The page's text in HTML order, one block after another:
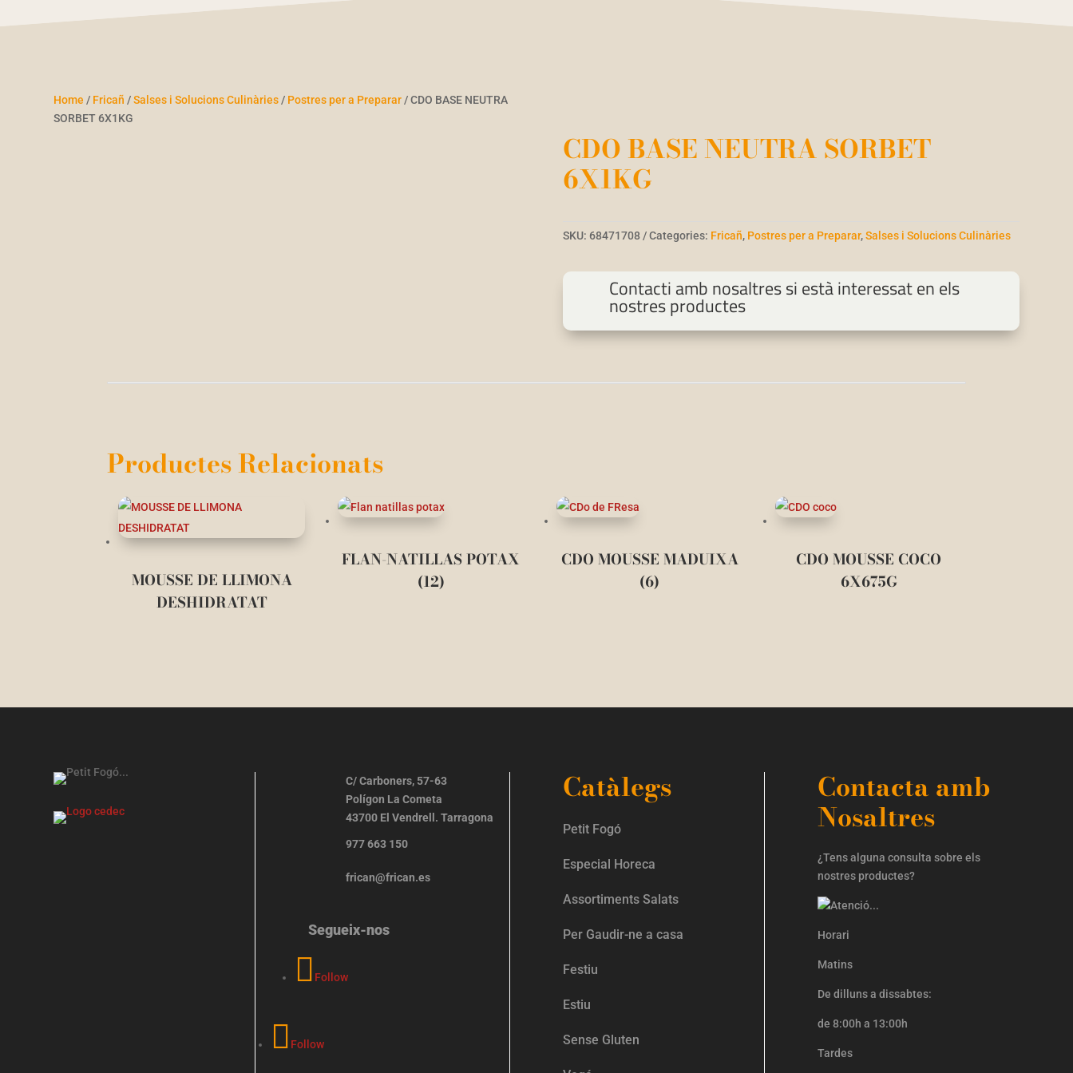
Home / Fricañ /Salses i Solucions Culinàries / Postres per a Preparar / CDO BASE NEUTRA
SORBET 6X1KG
CDO BASE NEUTRA SORBET
6X1KG
SKU:68471708 Categories: Fricañ, Postres per a Preparar,Salses i Solucions Culinàries
Contacti amb nosaltres si està interessat en els
nostres productes
Productes Relacionats
MOUSSE DE LLIMONA
DESHIDRATAT
FLAN-NATILLAS POTAX
(12)
CDO MOUSSE MADUIXA
(6)
CDO MOUSSE COCO
6X675G
C/ Carboners, 57-63
Polígon La Cometa
43700 El Vendrell. Tarragona
977 663 150
frican@frican.es
Segueix-nos
Follow
Follow
Catàlegs
Petit Fogó
Especial Horeca
Assortiments Salats
Per Gaudir-ne a casa
Festiu
Estiu
Sense Gluten
Contacta amb
Nosaltres
¿Tens alguna consulta sobre els
nostres productes?
Horari
Matins
De dilluns a dissabtes:
de 8:00h a 13:00h
Tardes